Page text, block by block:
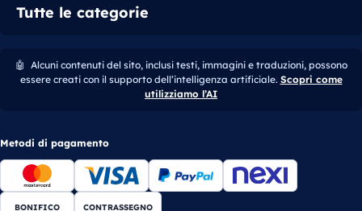
Tutte le categorie
🤖 Alcuni contenuti del sito, inclusi testi, immagini e traduzioni, possono
essere creati con il supporto dell’intelligenza artificiale. Scopri come
utilizziamo l’AI
Metodi di pagamento
BONIFICO CONTRASSEGNO